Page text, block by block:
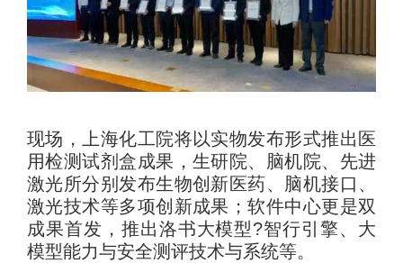
现场，上海化工院将以实物发布形式推出医
用检测试剂盒成果，生研院、脑机院、先进
激光所分别发布生物创新医药、脑机接口、
激光技术等多项创新成果；软件中心更是双
成果首发，推出洛书大模型?智行引擎、大
模型能力与安全测评技术与系统等。